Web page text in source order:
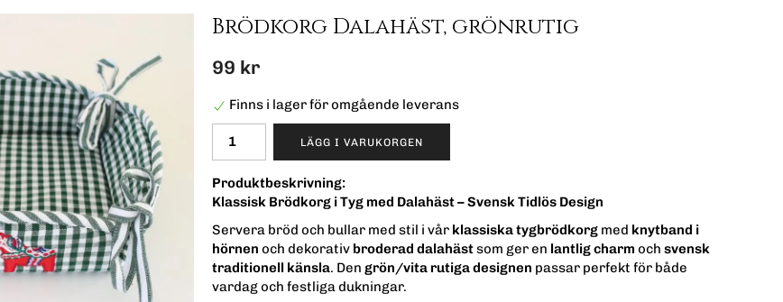
Brödkorg Dalahäst, grönrutig
99 kr
Finns i lager för omgående leverans
LÄGG I VARUKORGEN
Produktbeskrivning:
Klassisk Brödkorg i Tyg med Dalahäst – Svensk Tidlös Design
Servera bröd och bullar med stil i vår klassiska tygbrödkorg med knytband i
hörnen och dekorativ broderad dalahästsom ger en lantlig charm och svensk
traditionell känsla. Den grön/vita rutiga designen passar perfekt för både
vardag och festliga dukningar.